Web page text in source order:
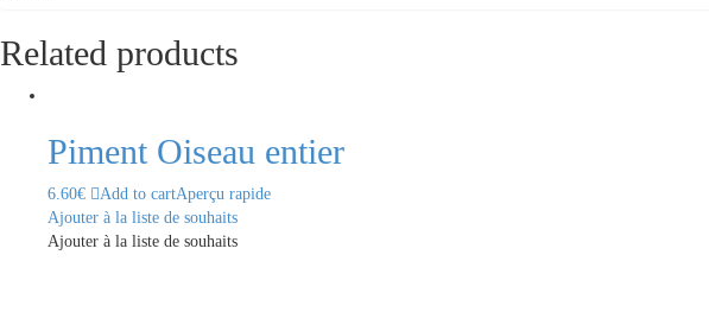
Related products
Piment Oiseau entier
6.60€ Add to cartAperçu rapide
Ajouter à la liste de souhaits
Ajouter à la liste de souhaits